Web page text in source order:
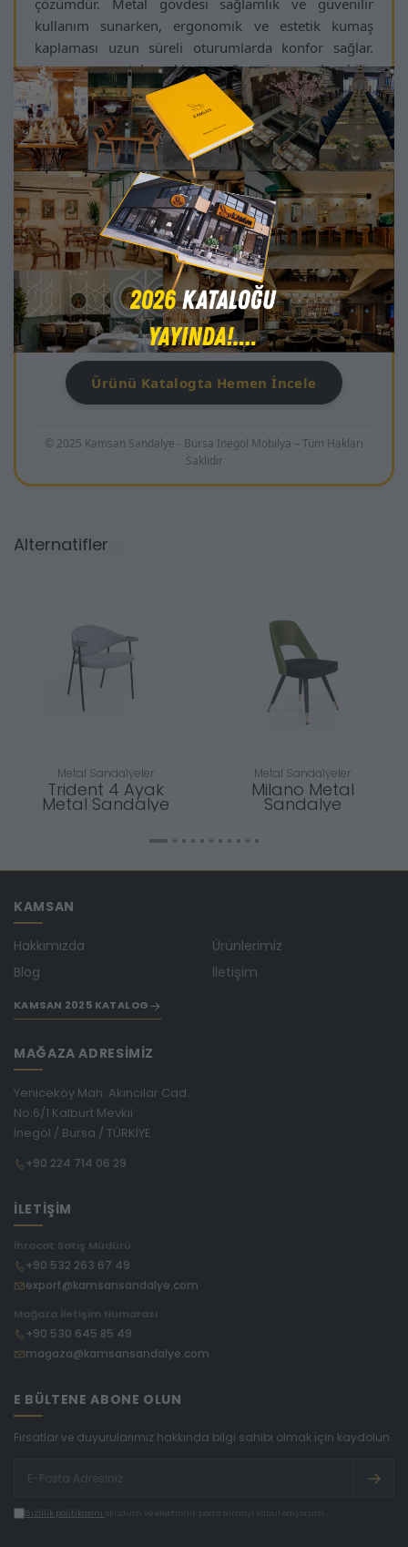
çözümdür. Metal gövdesi sağlamlık ve güvenilir
kullanım sunarken, ergonomik ve estetik kumaş
kaplaması uzun süreli oturumlarda konfor sağlar.
Kumaş ve metal renkleri isteğe göre uyarlanabilir,
mekan dekorasyonuna özel uyum sağlar.
Flue Metal Sandalye, otel lobileri, restoran zincirleri,
butik kafeler, ofis alanları, resmi kurumlar ve yurt dışı
projelerinde sofistike bir atmosfer yaratacak şekilde
tasarlanmıştır. Minimalist çizgileri ve zarif detayları
mekanlara prestij ve karakter kazandırır.
Kamsan’ın kalite ve estetik odaklı yaklaşımı ile Flue
Metal Sandalye, projelerde hem görsellik hem de
fonksiyonelliği bir arada sunar. Mekanlarınıza konfor,
dayanıklılık ve modern şıklık kazandıran ideal bir
seçimdir.
Ürünü Katalogta Hemen İncele
© 2025 Kamsan Sandalye - Bursa İnegöl Mobilya – Tüm Hakları
Saklıdır
Alternatifler
Metal Sandalyeler
Trident 4 Ayak
Metal Sandalye
Metal Sandalyeler
Milano Metal
Sandalye
KAMSAN
Hakkımızda Ürünlerimiz
Blog İletişim
KAMSAN 2025 KATALOG
MAĞAZA ADRESİMİZ
Yeniceköy Mah. Akıncılar Cad.
No:6/1 Kalburt Mevkii
İnegöl / Bursa / TÜRKİYE
+90 224 714 06 29
İLETİŞİM
İhracat Satış Müdürü
+90 532 263 67 49
export@kamsansandalye.com
Mağaza İletişim Numarası
+90 530 645 85 49
magaza@kamsansandalye.com
E BÜLTENE ABONE OLUN
Fırsatlar ve duyurularımız hakkında bilgi sahibi olmak için kaydolun.
Gizlilik politikasını okudum ve elektronik posta almayı kabul ediyorum.